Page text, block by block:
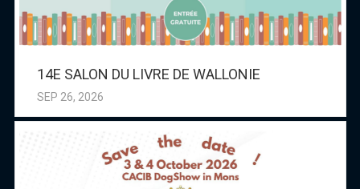
14E SALON DU LIVRE DE WALLONIE
SEP 26, 2026